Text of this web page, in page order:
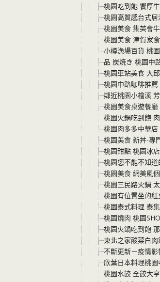
桃園吃到飽 饗厚
桃園高質感台式
桃園美食 集英會
桃園美食 津賀家
小樽漁場百貨 桃
品 炭焼き 桃園中
桃園車站美食 大
桃園中路咖啡推
鄰近桃園小檜溪
桃園美食桌遊餐
桃園火鍋吃到飽
桃園肉多多中華
桃園美食 新丼-專
桃園甜點 桃園冰
桃園您不能不知
桃園美食 網美風
桃園三民路火鍋
桃園有位置坐的
桃園泰式料理 泰
桃園燒肉 桃園
桃園火鍋吃到飽
東北之家酸菜白
不斷更新－疫情
欣葉日本料理桃
桃園水餃 全餃大